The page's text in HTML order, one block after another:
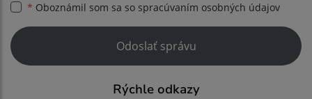
* Oboznámil som sa so spracúvaním osobných údajov
Google reCaptcha Response
Odoslať správu
Rýchle odkazy